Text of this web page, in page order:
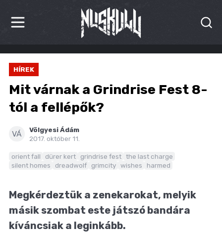
HÍREK
KRITIKÁK
BESZÁMOLÓK
KULT
MÁSVILÁG
BLOG
HÍREK
Mit várnak a Grindrise Fest 8-
tól a fellépők?
VÁ
Völgyesi Ádám
2017. október 11.
orient fall dürer kert grindrise fest the last charge
silent homes
dreadwolf grimcity wishes harmed
Megkérdeztük a zenekarokat, melyik
másik szombat este játszó bandára
kíváncsiak a leginkább.